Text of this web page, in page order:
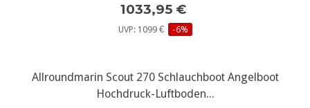
1033,95 €
UVP: 1099 € -6%
Allroundmarin Scout 270 Schlauchboot Angelboot
Hochdruck-Luftboden...